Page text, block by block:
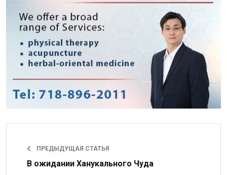
ПРЕДЫДУЩАЯ СТАТЬЯ
В ожидании Ханукального Чуда